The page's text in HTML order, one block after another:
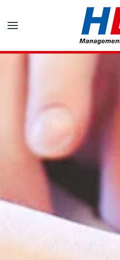
Zum Hauptinhalt springen